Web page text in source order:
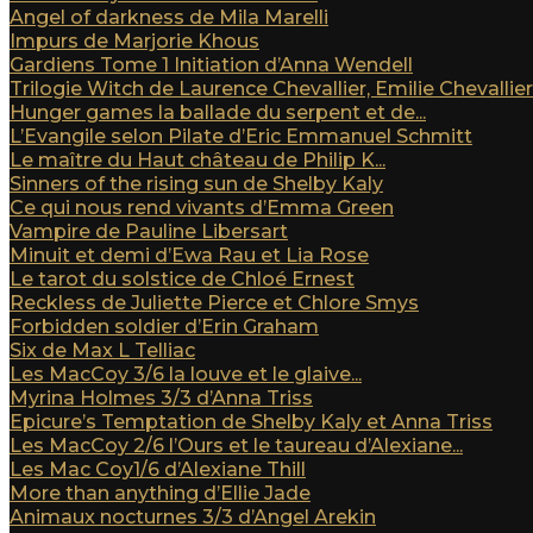
Angel of darkness de Mila Marelli
Impurs de Marjorie Khous
Gardiens Tome 1 Initiation d’Anna Wendell
Trilogie Witch de Laurence Chevallier, Emilie Chevallier
Hunger games la ballade du serpent et de...
L’Evangile selon Pilate d’Eric Emmanuel Schmitt
Le maître du Haut château de Philip K...
Sinners of the rising sun de Shelby Kaly
Ce qui nous rend vivants d’Emma Green
Vampire de Pauline Libersart
Minuit et demi d’Ewa Rau et Lia Rose
Le tarot du solstice de Chloé Ernest
Reckless de Juliette Pierce et Chlore Smys
Forbidden soldier d’Erin Graham
Six de Max L Telliac
Les MacCoy 3/6 la louve et le glaive...
Myrina Holmes 3/3 d’Anna Triss
Epicure’s Temptation de Shelby Kaly et Anna Triss
Les MacCoy 2/6 l’Ours et le taureau d’Alexiane...
Les Mac Coy1/6 d’Alexiane Thill
More than anything d’Ellie Jade
Animaux nocturnes 3/3 d’Angel Arekin